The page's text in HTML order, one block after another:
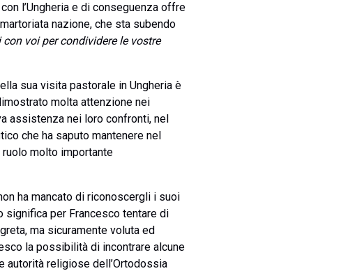
l’Ungheria e di conseguenza offre
nazione, che sta subendo
con voi per condividere le vostre
sua visita pastorale in Ungheria è
molta attenzione nei
assistenza nei loro confronti, nel
che ha saputo mantenere nel
molto importante
ha mancato di riconoscergli i suoi
per Francesco tentare di
ma sicuramente voluta ed
la possibilità di incontrare alcune
autorità religiose dell’Ortodossia